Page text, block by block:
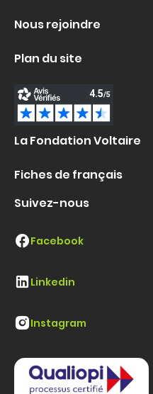
Nous rejoindre
Plan du site
La Fondation Voltaire
Fiches de français
Suivez-nous
Facebook
Linkedin
Instagram